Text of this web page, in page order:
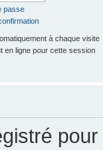
passe
à chaque visite
en ligne pour cette session